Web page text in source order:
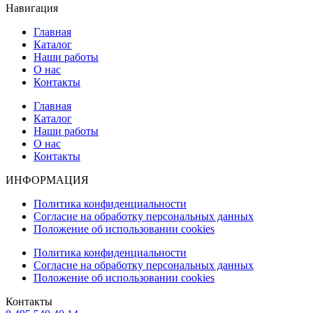
Навигация
Главная
Каталог
Наши работы
О нас
Контакты
Главная
Каталог
Наши работы
О нас
Контакты
ИНФОРМАЦИЯ
Политика конфиденциальности
Согласие на обработку персональных данных
Положение об использовании cookies
Политика конфиденциальности
Согласие на обработку персональных данных
Положение об использовании cookies
Контакты